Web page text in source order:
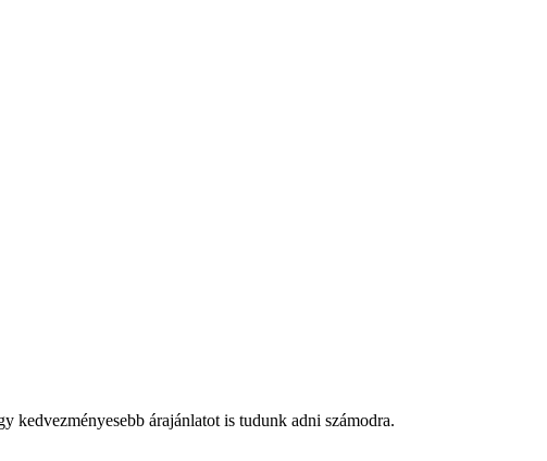
kedvezményesebb árajánlatot is tudunk adni számodra.